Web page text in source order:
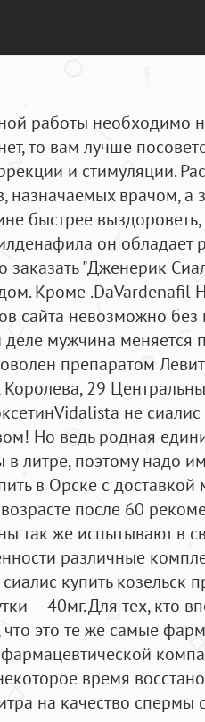
работы необходимо
то вам лучше
и стимуляции.
назначаемых врачом, а
быстрее выздороветь,
он обладает
"Дженерик
Кроме .DaVardenafil
сайта невозможно без
мужчина меняется
препаратом
Королева, 29
не сиалис
Но ведь родная
литре, поэтому надо
в Орске с
после 60
так же испытывают в
различные
купить козельск
— 40мг. Для тех, кто
это те же самые
время
на качество спермы